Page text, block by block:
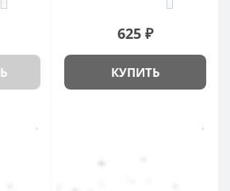
625 ₽
КУПИТЬ